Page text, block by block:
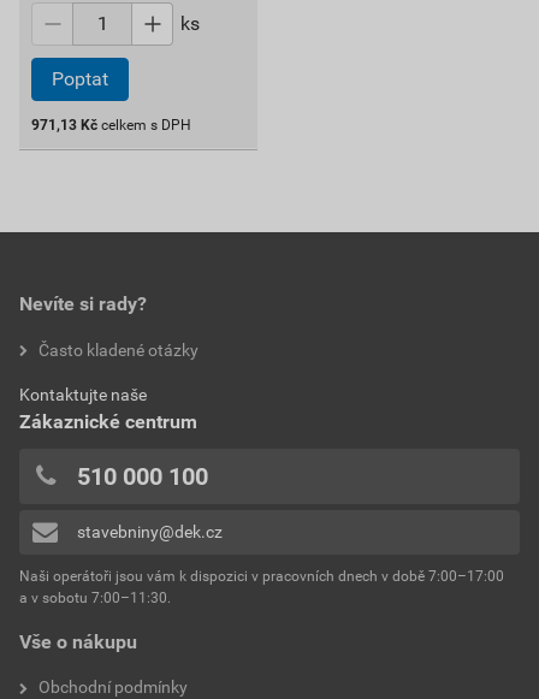
ks
Poptat
971,13 Kč celkem s DPH
Vše o nákupu
Obchodní podmínky
Nevíte si rady?
Často kladené otázky
Kontaktujte naše
Zákaznické centrum
510 000 100
stavebniny@dek.cz
Naši operátoři jsou vám k dispozici v pracovních dnech v době 7:00–17:00
a v sobotu 7:00–11:30.